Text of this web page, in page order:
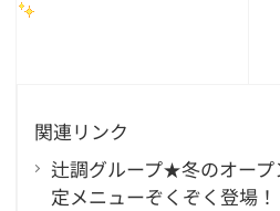
関連リンク
辻調グループ★冬のオー
定メニューぞくぞく登場！